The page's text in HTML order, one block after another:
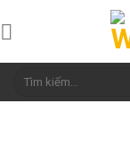
Tìm